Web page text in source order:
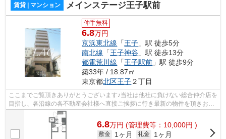
賃貸 | マンション メインステージ王子駅前
仲手無料
6.8万円
京浜東北線 「王子 」駅 徒歩5分
南北線 「王子神谷 」駅 徒歩13分
都電荒川線 「王子駅前 」駅 徒歩9分
築33年 / 18.87㎡
東京都北区王子２丁目
ここまでご覧頂きありがとうございます♪当社は他社に負けない総合仲介店を
目指し、各沿線の各不動産会社様へ直接ご挨拶に行き最新の物件を頂きお客
様へ提供しております！最新の情報は...
6.8万円 (管理費等：10,000円 )
敷金 1ヶ月 礼金
1ヶ月